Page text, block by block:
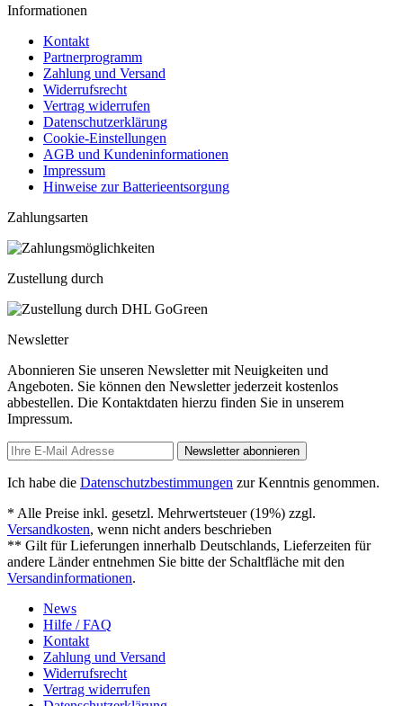
Informationen
Kontakt
Partnerprogramm
Zahlung und Versand
Widerrufsrecht
Vertrag widerrufen
Datenschutzerklärung
Cookie-Einstellungen
AGB und Kundeninformationen
Impressum
Hinweise zur Batterieentsorgung
Zahlungsarten
Zustellung durch
Newsletter
Abonnieren Sie unseren Newsletter mit Neuigkeiten und
Angeboten. Sie können den Newsletter jederzeit kostenlos
abbestellen. Die Kontaktdaten hierzu finden Sie in unserem
Impressum.
Newsletter abonnieren
Ich habe die Datenschutzbestimmungen zur Kenntnis genommen.
* Alle Preise inkl. gesetzl. Mehrwertsteuer (19%) zzgl.
Versandkosten, wenn nicht anders beschrieben
** Gilt für Lieferungen innerhalb Deutschlands, Lieferzeiten für
andere Länder entnehmen Sie bitte der Schaltfläche mit den
Versandinformationen.
News
Hilfe / FAQ
Kontakt
Zahlung und Versand
Widerrufsrecht
Vertrag widerrufen